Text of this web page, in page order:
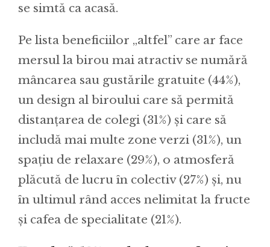
se simtă ca acasă.
Pe lista beneficiilor „altfel” care ar face
mersul la birou mai atractiv se numără
mâncarea sau gustările gratuite (44%),
un design al biroului care să permită
distanțarea de colegi (31%) și care să
includă mai multe zone verzi (31%), un
spațiu de relaxare (29%), o atmosferă
plăcută de lucru în colectiv (27%) și, nu
în ultimul rând acces nelimitat la fructe
și cafea de specialitate (21%).